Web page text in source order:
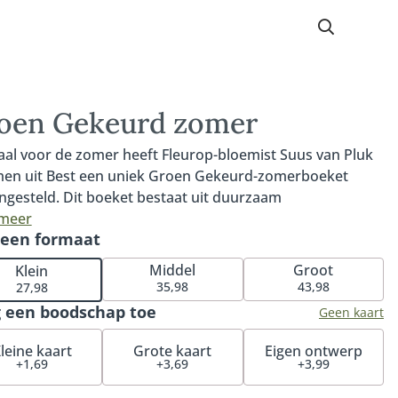
Gekeurd zomer
voor de zomer heeft Fleurop-bloemist Suus van Pluk
uit Best een uniek Groen Gekeurd-zomerboeket
Dit boeket bestaat uit duurzaam
zomerbloemen met een MPS-A+ of MPS-A
onderdeel van het wereldwijde MPS-ABC certificaat
duurzaamheid van bloemen aantoonbaar maakt.
het boeket wordt samengesteld met de op dat
mooist en meest verantwoord verkrijgbare bloemen,
uitvoering uniek. Zo ben je verzekerd van een vers,
én duurzamer zomerboeket. De samenstelling kan
iets afwijken van het voorbeeld, afhankelijk van de
van seizoensbloemen.
formaat
Klein
27,98
Middel
35,98
Groot
43,98
een boodschap toe Geen kaart
kaart
+1,69
Grote kaart
+3,69
Eigen ontwerp
+3,99